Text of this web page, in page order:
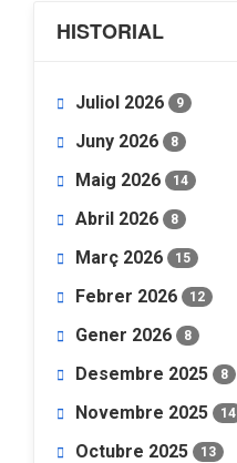
HISTORIAL
Juliol 2026 9
Juny 2026 8
Maig 2026 14
Abril 2026 8
Març 2026 15
Febrer 2026 12
Gener 2026 8
Desembre 2025 8
Novembre 2025 14
Octubre 2025 13